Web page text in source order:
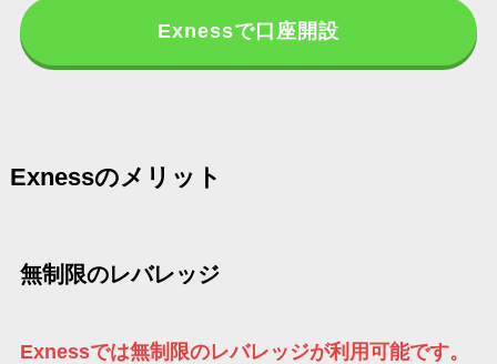
Exnessで口座開設
Exnessのメリット
無制限のレバレッジ
Exnessでは無制限のレバレッジが利用可能です。